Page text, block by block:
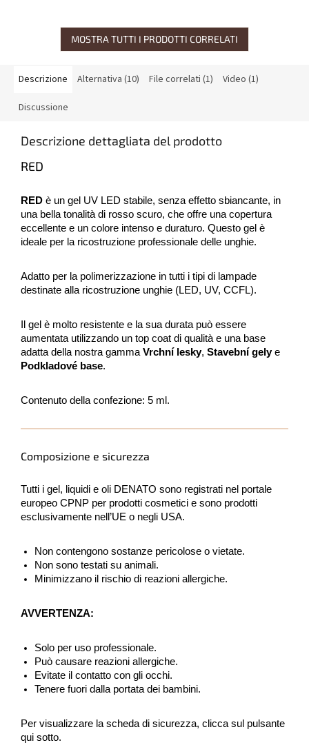
MOSTRA TUTTI I PRODOTTI CORRELATI
Descrizione Alternativa (10) File correlati (1) Video (1)
Discussione
Descrizione dettagliata del prodotto
RED
RED è un gel UV LED stabile, senza effetto sbiancante, in
una bella tonalità di rosso scuro, che offre una copertura
eccellente e un colore intenso e duraturo. Questo gel è
ideale per la ricostruzione professionale delle unghie.
Adatto per la polimerizzazione in tutti i tipi di lampade
destinate alla ricostruzione unghie (LED, UV, CCFL).
Il gel è molto resistente e la sua durata può essere
aumentata utilizzando un top coat di qualità e una base
adatta della nostra gamma Vrchní lesky, Stavební gelye
Podkladové base.
Contenuto della confezione: 5 ml.
Composizione e sicurezza
Tutti i gel, liquidi e oli DENATO sono registrati nel portale
europeo CPNP per prodotti cosmetici e sono prodotti
esclusivamente nell’UE o negli USA.
Non contengono sostanze pericolose o vietate.
Non sono testati su animali.
Minimizzano il rischio di reazioni allergiche.
AVVERTENZA:
Solo per uso professionale.
Può causare reazioni allergiche.
Evitate il contatto con gli occhi.
Tenere fuori dalla portata dei bambini.
Per visualizzare la scheda di sicurezza, clicca sul pulsante
qui sotto.